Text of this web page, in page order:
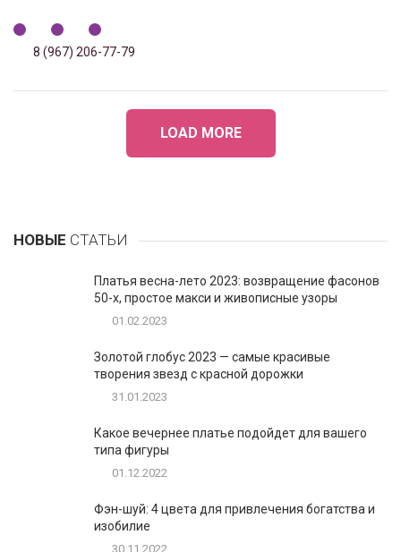
8 (967) 206-77-79
LOAD MORE
НОВЫЕ СТАТЬИ
Платья весна-лето 2023: возвращение фасонов
50-х, простое макси и живописные узоры
01.02.2023
Золотой глобус 2023 — самые красивые
творения звезд с красной дорожки
31.01.2023
Какое вечернее платье подойдет для вашего
типа фигуры
01.12.2022
Фэн-шуй: 4 цвета для привлечения богатства и
изобилие
30.11.2022